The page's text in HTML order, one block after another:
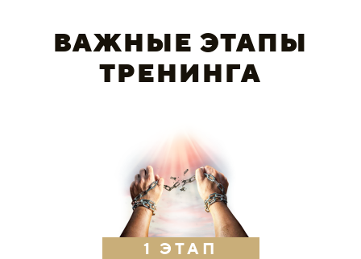
ВАЖНЫЕ ЭТАПЫ
ТРЕНИНГА
1 ЭТАП